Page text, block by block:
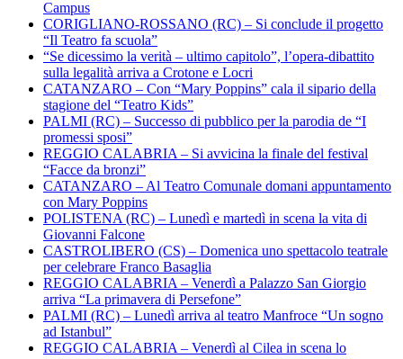
Campus
CORIGLIANO-ROSSANO (RC) – Si conclude il progetto
“Il Teatro fa scuola”
“Se dicessimo la verità – ultimo capitolo”, l’opera-dibattito
sulla legalità arriva a Crotone e Locri
CATANZARO – Con “Mary Poppins” cala il sipario della
stagione del “Teatro Kids”
PALMI (RC) – Successo di pubblico per la parodia de “I
promessi sposi”
REGGIO CALABRIA – Si avvicina la finale del festival
“Facce da bronzi”
CATANZARO – Al Teatro Comunale domani appuntamento
con Mary Poppins
POLISTENA (RC) – Lunedì e martedì in scena la vita di
Giovanni Falcone
CASTROLIBERO (CS) – Domenica uno spettacolo teatrale
per celebrare Franco Basaglia
REGGIO CALABRIA – Venerdì a Palazzo San Giorgio
arriva “La primavera di Persefone”
PALMI (RC) – Lunedì arriva al teatro Manfroce “Un sogno
ad Istanbul”
REGGIO CALABRIA – Venerdì al Cilea in scena lo